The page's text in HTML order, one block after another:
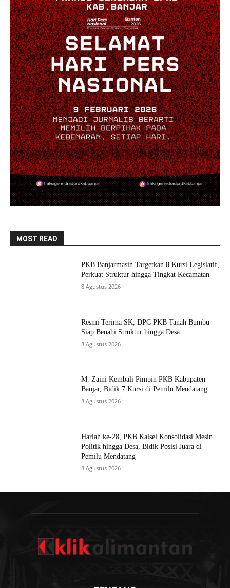
MOST READ
PKB Banjarmasin Targetkan 8 Kursi Legislatif,
Perkuat Struktur hingga Tingkat Kecamatan
8 Agustus 2026
Resmi Terima SK, DPC PKB Tanah Bumbu
Siap Benahi Struktur hingga Desa
8 Agustus 2026
M. Zaini Kembali Pimpin PKB Kabupaten
Banjar, Bidik 7 Kursi di Pemilu Mendatang
8 Agustus 2026
Harlah ke-28, PKB Kalsel Konsolidasi Mesin
Politik hingga Desa, Bidik Posisi Juara di
Pemilu Mendatang
8 Agustus 2026